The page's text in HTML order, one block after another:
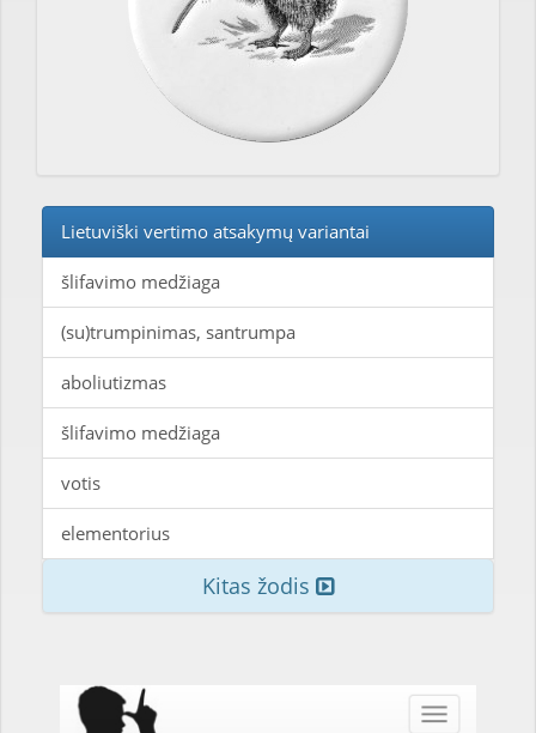
Lietuviški vertimo atsakymų variantai
šlifavimo medžiaga
(su)trumpinimas, santrumpa
aboliutizmas
šlifavimo medžiaga
votis
elementorius
Kitas žodis